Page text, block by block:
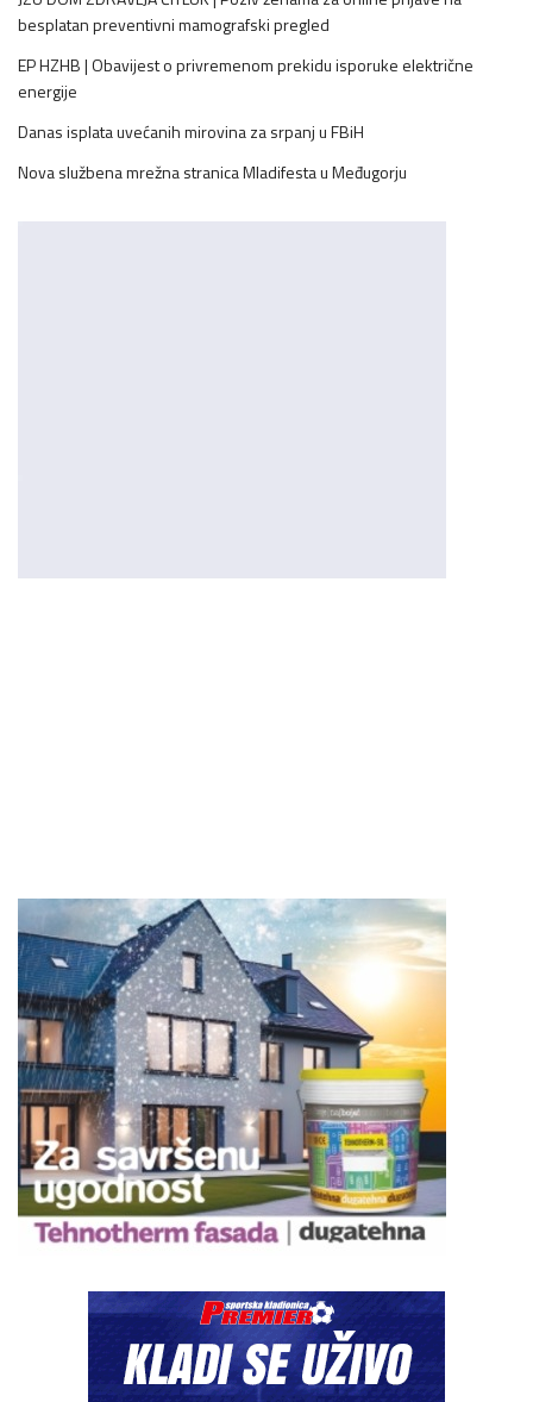
besplatan preventivni mamografski pregled
EP HZHB | Obavijest o privremenom prekidu isporuke električne
energije
Danas isplata uvećanih mirovina za srpanj u FBiH
Nova službena mrežna stranica Mladifesta u Međugorju